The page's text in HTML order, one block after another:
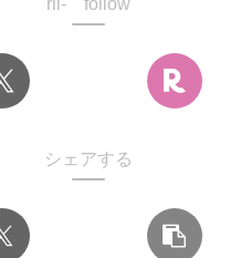
rii- follow
シェアする